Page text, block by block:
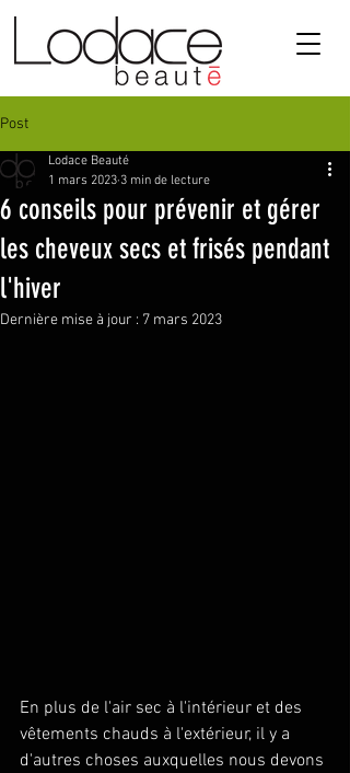
Post
6 conseils pour prévenir et gérer
les cheveux secs et frisés pendant
l'hiver
Lodace Beauté
1 mars 2023 3 min de lecture
Dernière mise à jour : 7 mars 2023
En plus de l'air sec à l'intérieur et des
vêtements chauds à l'extérieur, il y a
d'autres choses auxquelles nous devons